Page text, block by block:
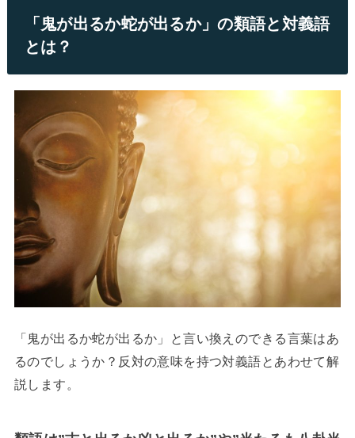
「鬼が出るか蛇が出るか」の類語と対義語
とは？
「鬼が出るか蛇が出るか」と言い換えのできる言葉はあ
るのでしょうか？反対の意味を持つ対義語とあわせて解
説します。